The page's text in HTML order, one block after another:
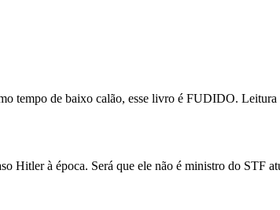
tempo de baixo calão, esse livro é FUDIDO.
Hitler à época. Será que ele não é ministro do STF